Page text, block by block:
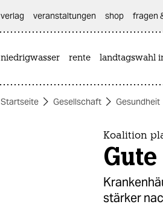
themen
verlag
veranstaltungen shop fragen
niedrigwasser rente landtagswahl
Startseite Gesellschaft Gesundheit
Koalition
stärker